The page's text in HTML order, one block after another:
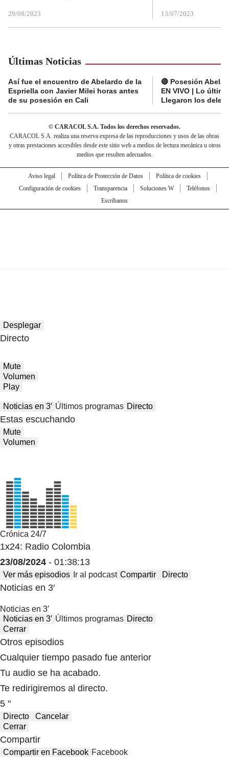
29/08/2023 13/07/2023
Últimas Noticias
Así fue el encuentro de Abelardo de la
Espriella con Javier Milei horas antes
de su posesión en Cali
🔴 Posesión
EN VIVO | Lo
Llegaron los
© CARACOL S.A. Todos los derechos reservados.
CARACOL S.A. realiza una reserva expresa de las reproducciones y usos de las obras
y otras prestaciones accesibles desde este sitio web a medios de lectura mecánica u otros
medios que resulten adecuados.
Aviso legal Política de Protección de Datos
Política de cookies
Configuración de cookies
Transparencia Soluciones W
Teléfonos
Escríbanos
Desplegar
Directo
Mute
Volumen
Play
Noticias en 3′ Últimos programas Directo
Estas escuchando
Mute
Volumen
Crónica 24/7
1x24: Radio Colombia
23/08/2024 - 01:38:13
Ver más episodios Ir al podcast Compartir Directo
Noticias en 3′
Noticias en 3′
Noticias en 3′ Últimos programas Directo
Cerrar
Otros episodios
Cualquier tiempo pasado fue anterior
Tu audio se ha acabado.
Te redirigiremos al directo.
5 "
Directo
Cancelar
Cerrar
Compartir
Compartir en Facebook Facebook